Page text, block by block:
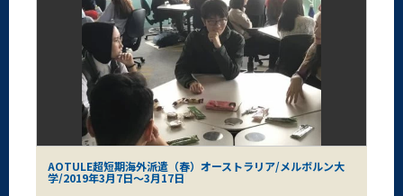
AOTULE超短期海外派遣（春）オーストラリア/メルボルン大
学/2019年3月7日～3月17日